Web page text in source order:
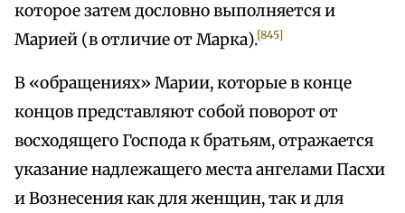
которое затем дословно выполняется и
Марией (в отличие от Марка).[845]
В «обращениях» Марии, которые в конце
концов представляют собой поворот от
восходящего Господа к братьям, отражается
указание надлежащего места ангелами Пасхи
и Вознесения как для женщин, так и для